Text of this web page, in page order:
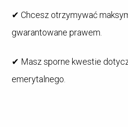
✔ Chcesz otrzymywać
gwarantowane prawem.
✔ Masz sporne kwestie
emerytalnego.